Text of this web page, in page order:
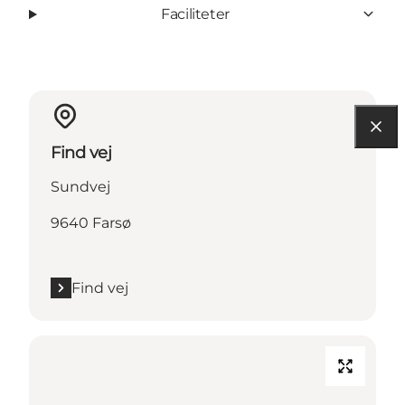
Faciliteter
Find vej
Sundvej
9640 Farsø
Find vej